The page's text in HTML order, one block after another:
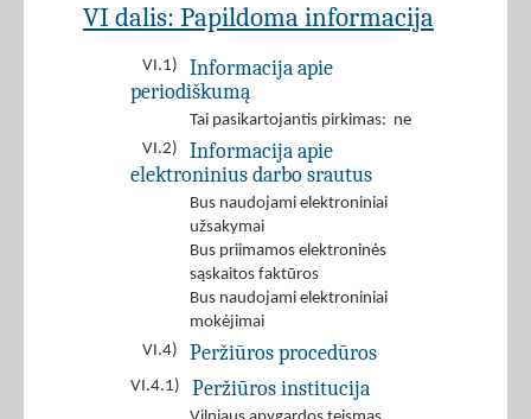
VI dalis: Papildoma informacija
VI.1)
Informacija apie
periodiškumą
Tai pasikartojantis pirkimas: ne
VI.2)
Informacija apie
elektroninius darbo srautus
Bus naudojami elektroniniai
užsakymai
Bus priimamos elektroninės
sąskaitos faktūros
Bus naudojami elektroniniai
mokėjimai
VI.4)
Peržiūros procedūros
VI.4.1) Peržiūros institucija